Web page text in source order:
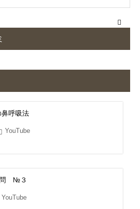
呼吸法
YouTube
問 №３
YouTube